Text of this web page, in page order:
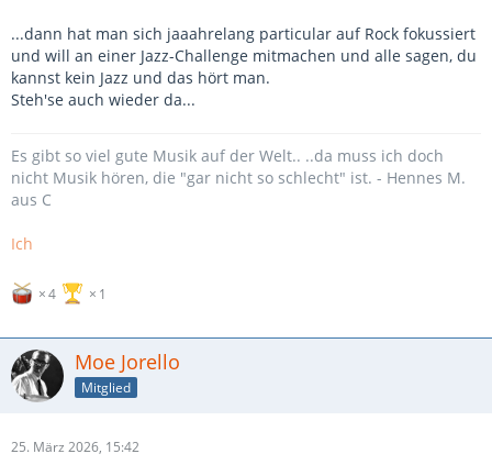
...dann hat man sich jaaahrelang particular auf Rock fokussiert
und will an einer Jazz-Challenge mitmachen und alle sagen, du
kannst kein Jazz und das hört man.
Steh'se auch wieder da...
Es gibt so viel gute Musik auf der Welt.. ..da muss ich doch
nicht Musik hören, die "gar nicht so schlecht" ist. - Hennes M.
aus C
Ich
4 1
Moe Jorello
Mitglied
25. März 2026, 15:42